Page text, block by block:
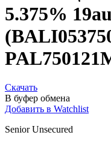
5.375%
Скачать
В буфер обмена
Добавить в Watchlist
Senior Unsecured